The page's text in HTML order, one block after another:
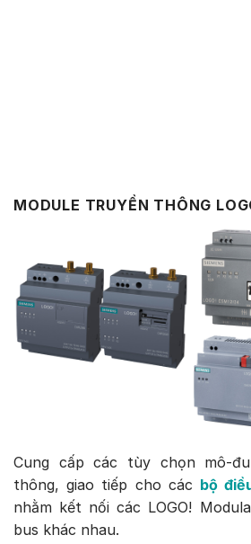
MODULE TRUYỀN THÔNG
Cung cấp các tùy chọn mô-
thông, giao tiếp cho các bộ
nhằm kết nối các LOGO!
bus khác nhau.